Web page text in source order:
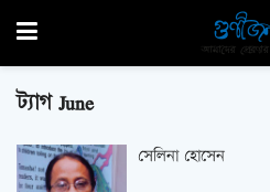
ট্যাগJune
সেলিনা হোসেন